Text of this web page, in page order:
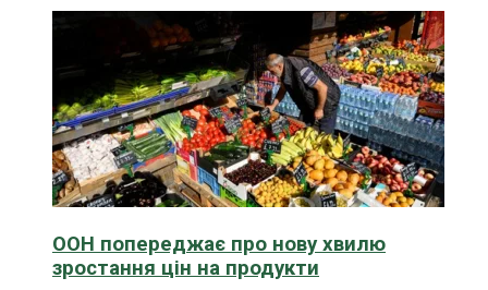
ООН попереджає про нову хвилю
зростання цін на продукти